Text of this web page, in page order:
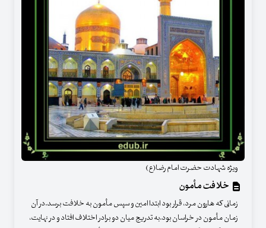
ویژه شهادت حضرت امام رضا(ع)
خلافت مأمون
زمانی که هارون مرد، قرار بود ابتدا امین و سپس مأمون به خلافت برسد.در آن
زمان مأمون در خراسان بود.به تدریج میان دو برادر اختلاف افتاد و در نهایت،